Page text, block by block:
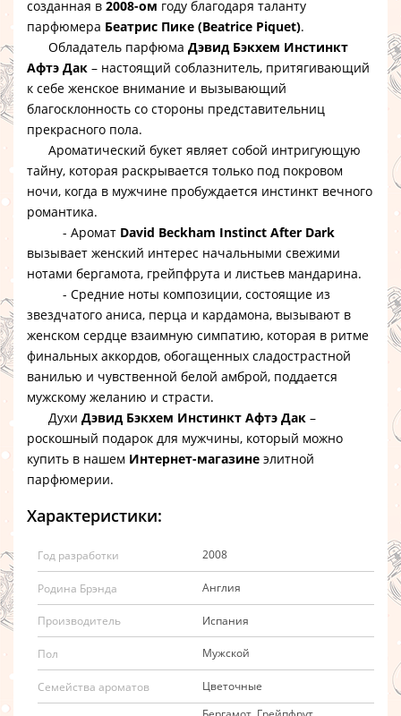
созданная в 2008-ом году благодаря таланту
парфюмера Беатрис Пике (Beatrice Piquet).
Обладатель парфюма Дэвид Бэкхем Инстинкт
Афтэ Дак – настоящий соблазнитель, притягивающий
к себе женское внимание и вызывающий
благосклонность со стороны представительниц
прекрасного пола.
Ароматический букет являет собой интригующую
тайну, которая раскрывается только под покровом
ночи, когда в мужчине пробуждается инстинкт вечного
романтика.
- Аромат David Beckham Instinct After Dark
вызывает женский интерес начальными свежими
нотами бергамота, грейпфрута и листьев мандарина.
- Средние ноты композиции, состоящие из
звездчатого аниса, перца и кардамона, вызывают в
женском сердце взаимную симпатию, которая в ритме
финальных аккордов, обогащенных сладострастной
ванилью и чувственной белой амброй, поддается
мужскому желанию и страсти.
Духи Дэвид Бэкхем Инстинкт Афтэ Дак –
роскошный подарок для мужчины, который можно
купить в нашем Интернет-магазине элитной
парфюмерии.
Характеристики:
Год разработки 2008
Родина Брэнда Англия
Производитель Испания
Пол Мужской
Семейства ароматов Цветочные